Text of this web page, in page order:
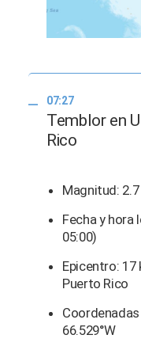
07:27
Temblor en
Rico
Magnitud: 2.7
Fecha y hora
05:00)
Epicentro: 17
Puerto Rico
66.529°W